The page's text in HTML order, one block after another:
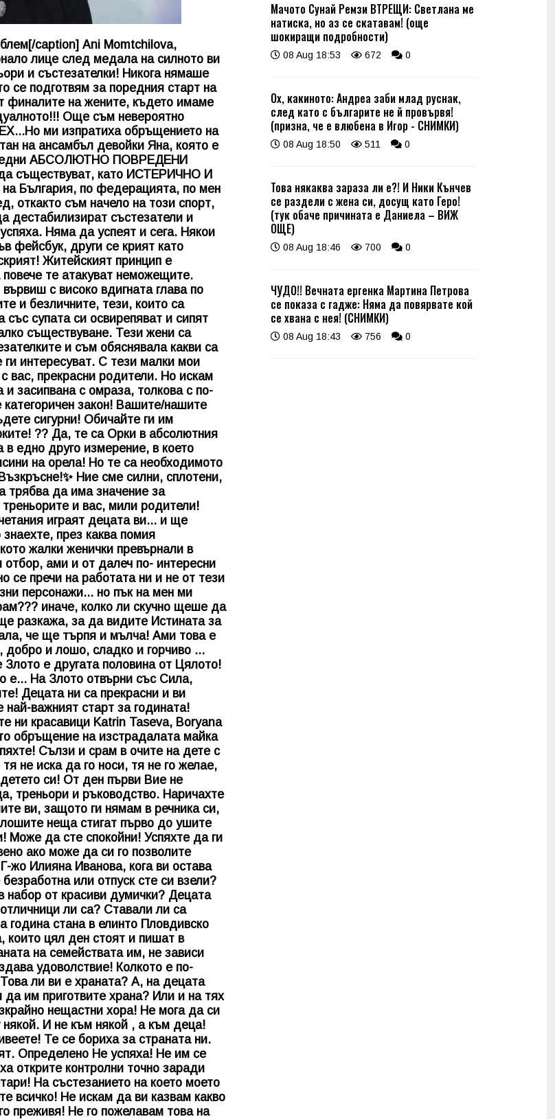
caption] Ani Momtchilova,
лице след медала на силното ви
и състезателки! Никога нямаше
се подготвям за поредния старт на
финалите на жените, където имаме
Още съм невероятно
ми изпратиха обръщението на
на ансамбъл девойки Яна, която е
едни АБСОЛЮТНО ПОВРЕДЕНИ
съществуват, като ИСТЕРИЧНО И
България, по федерацията, по мен
откакто съм начело на този спорт,
дестабилизират състезатели и
Няма да успеят и сега. Някои
фейсбук, други се крият като
Житейският принцип е
те атакуват неможещите.
с високо вдигната глава по
и безличните, тези, които са
супата си освирепяват и сипят
съществуване. Тези жени са
и съм обяснявала какви са
интересуват. С тези малки мои
вас, прекрасни родители. Но искам
засипвана с омраза, толкова с по-
закон! Вашите/нашите
сигурни! Обичайте ги им
?? Да, те са Орки в абсолютния
едно друго измерение, в което
на орела! Но те са необходимото
Ние сме силни, сплотени,
трябва да има значение за
и вас, мили родители!
играят децата ви... и ще
през каква помия
жалки женички превърнали в
отбор, ами и от далеч по- интересни
се пречи на работата ни и не от тези
персонажи... но пък на мен ми
иначе, колко ли скучно щеше да
разкажа, за да видите Истината за
че ще търпя и мълча! Ами това е
добро и лошо, сладко и горчиво ...
е другата половина от Цялото!
е... На Злото отвърни със Сила,
Децата ни са прекрасни и ви
важният старт за годината!
ни красавици Katrin Taseva, Boryana
обръщение на изстрадалата майка
Сълзи и срам в очите на дете с
не иска да го носи, тя не го желае,
си! От ден първи Вие не
треньори и ръководство. Наричахте
ви, защото ги нямам в речника си,
неща стигат първо до ушите
Може да сте спокойни! Успяхте да ги
ако може да си го позволите
жо Илияна Иванова, кога ви остава
или отпуск сте си взели?
набор от красиви думички? Децата
ли са? Ставали ли са
стана в елинто Пловдивско
цял ден стоят и пишат в
на семействата им, не зависи
удоволствие! Колкото е по-
ли ви е храната? А, на децата
им приготвите храна? Или и на тях
нещастни хора! Не мога да си
И не към някой , а към деца!
Те се бориха за страната ни.
Определено Не успяха! Не им се
открите контролни точно заради
На състезанието на което моето
всичко! Не искам да ви казвам какво
преживя! Не го пожелавам това на
Мачото Сунай Ремзи ВТРЕЩИ: Светлана ме
натиска, но аз се скатавам! (още
шокиращи подробности)
08 Aug 18:53 672 0
Ох, какиното: Андреа заби млад руснак,
след като с българите не й провървя!
(призна, че е влюбена в Игор - СНИМКИ)
08 Aug 18:50 511 0
Това някаква зараза ли е?! И Ники Кънчев
се раздели с жена си, досущ като Геро!
(тук обаче причината е Даниела – ВИЖ
ОЩЕ)
08 Aug 18:46 700 0
ЧУДО!! Вечната ергенка Мартина Петрова
се показа с гадже: Няма да повярвате кой
се хвана с нея! (СНИМКИ)
08 Aug 18:43 756 0